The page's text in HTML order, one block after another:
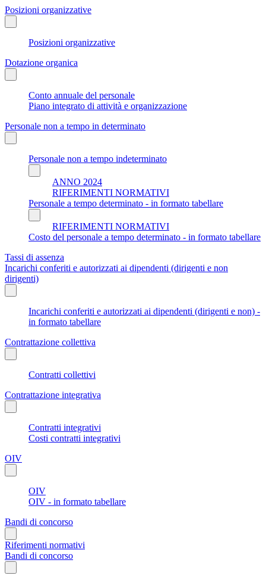
Posizioni organizzative
Posizioni organizzative
Dotazione organica
Conto annuale del personale
Piano integrato di attività e organizzazione
Personale non a tempo in determinato
Personale non a tempo indeterminato
ANNO 2024
RIFERIMENTI NORMATIVI
Personale a tempo determinato - in formato tabellare
RIFERIMENTI NORMATIVI
Costo del personale a tempo determinato - in formato tabellare
Tassi di assenza
Incarichi conferiti e autorizzati ai dipendenti (dirigenti e non
dirigenti)
Incarichi conferiti e autorizzati ai dipendenti (dirigenti e non) -
in formato tabellare
Contrattazione collettiva
Contratti collettivi
Contrattazione integrativa
Contratti integrativi
Costi contratti integrativi
OIV
OIV
OIV - in formato tabellare
Bandi di concorso
Riferimenti normativi
Bandi di concorso